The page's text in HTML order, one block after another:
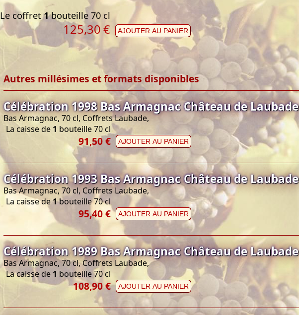
Le coffret1bouteille 70 cl
125,30€ AJOUTER AU PANIER
Autres millésimes et formats disponibles
Célébration 1998 Bas Armagnac Château de Laubade
Bas Armagnac, 70 cl, Coffrets Laubade,
La caisse de 1 bouteille 70 cl
91,50 € AJOUTER AU PANIER
Célébration 1993 Bas Armagnac Château de Laubade
Bas Armagnac, 70 cl, Coffrets Laubade,
La caisse de1bouteille 70 cl
95,40 € AJOUTER AU PANIER
Célébration 1989 Bas Armagnac Château de Laubade
Bas Armagnac, 70 cl, Coffrets Laubade,
La caisse de 1 bouteille 70 cl
108,90 € AJOUTER AU PANIER